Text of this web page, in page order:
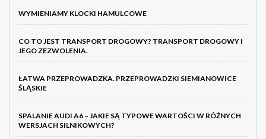
WYMIENIAMY KLOCKI HAMULCOWE
CO TO JEST TRANSPORT DROGOWY? TRANSPORT DROGOWY I
JEGO ZEZWOLENIA.
ŁATWA PRZEPROWADZKA. PRZEPROWADZKI SIEMIANOWICE
ŚLĄSKIE
SPALANIE AUDI A6 – JAKIE SĄ TYPOWE WARTOŚCI W RÓŻNYCH
WERSJACH SILNIKOWYCH?